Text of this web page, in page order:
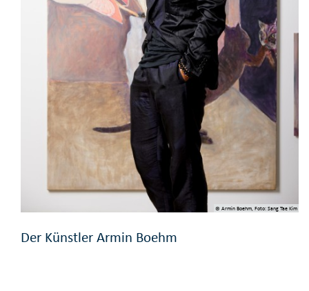
© Armin Boehm, Foto: Sang Tae Kim
Der Künstler Armin Boehm